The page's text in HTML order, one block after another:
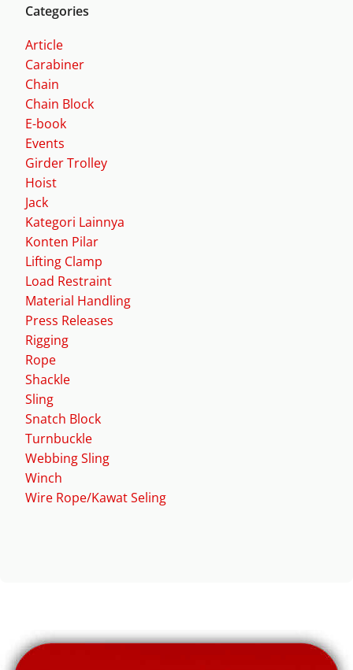
Categories
Article
Carabiner
Chain
Chain Block
E-book
Events
Girder Trolley
Hoist
Jack
Kategori Lainnya
Konten Pilar
Lifting Clamp
Load Restraint
Material Handling
Press Releases
Rigging
Rope
Shackle
Sling
Snatch Block
Turnbuckle
Webbing Sling
Winch
Wire Rope/Kawat Seling